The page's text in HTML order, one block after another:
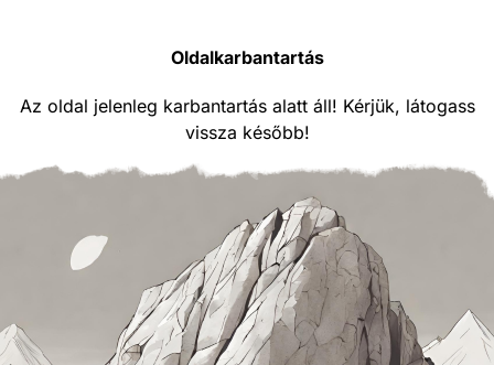
Oldalkarbantartás
Az oldal jelenleg karbantartás alatt áll! Kérjük, látogass
vissza később!